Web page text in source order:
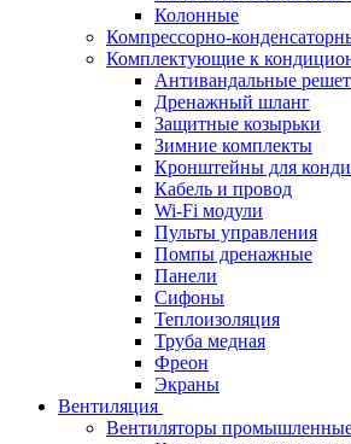
Колонные
Компрессорно-
Комплектующие к
Антивандальные
Дренажный шланг
Защитные козырьки
Зимние комплекты
Кронштейны для
Кабель и провод
Wi-Fi модули
Пульты управления
Помпы дренажные
Панели
Сифоны
Теплоизоляция
Труба медная
Фреон
Экраны
Вентиляция
Вентиляторы